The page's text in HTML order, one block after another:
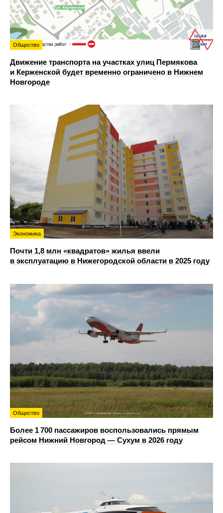
Общество
Движение транспорта на участках улиц Пермякова
и Керженской будет временно ограничено в Нижнем
Новгороде
Экономика
Почти 1,8 млн «квадратов» жилья ввели
в эксплуатацию в Нижегородской области в 2025 году
Общество
Более 1 700 пассажиров воспользовались прямым
рейсом Нижний Новгород — Сухум в 2026 году